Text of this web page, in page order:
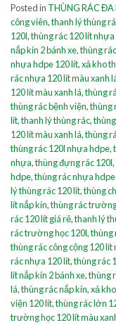
Posted in THÙNG RÁC ĐA
công viên,thanh lý thùng
120l,thùng rác 120 lít
nắp kín 2 bánh xe,thùng
nhựa hdpe 120 lít,xả kho
rác nhựa 120 lít màu xanh
120 lít màu xanh lá,thùng
thùng rác bệnh viện,thùng
lít,thanh lý thùng rác,
120 lít màu xanh lá,thùng
thùng rác 120l nhựa hdpe,
nhựa,thùng đựng rác 120l,
hdpe,thùng rác nhựa
lý thùng rác 120 lít,thùng
lít nắp kín,thùng rác
rác 120 lít giá rẻ,thanh lý
rác trường học 120l,thùng
thùng rác công cộng 120 lít
rác nhựa 120 lít,thùng rác
lít nắp kín 2 bánh xe,thùng
lá,thùng rác nắp kín,xả
viện 120 lít,thùng rác lớn
trường học 120 lít màu